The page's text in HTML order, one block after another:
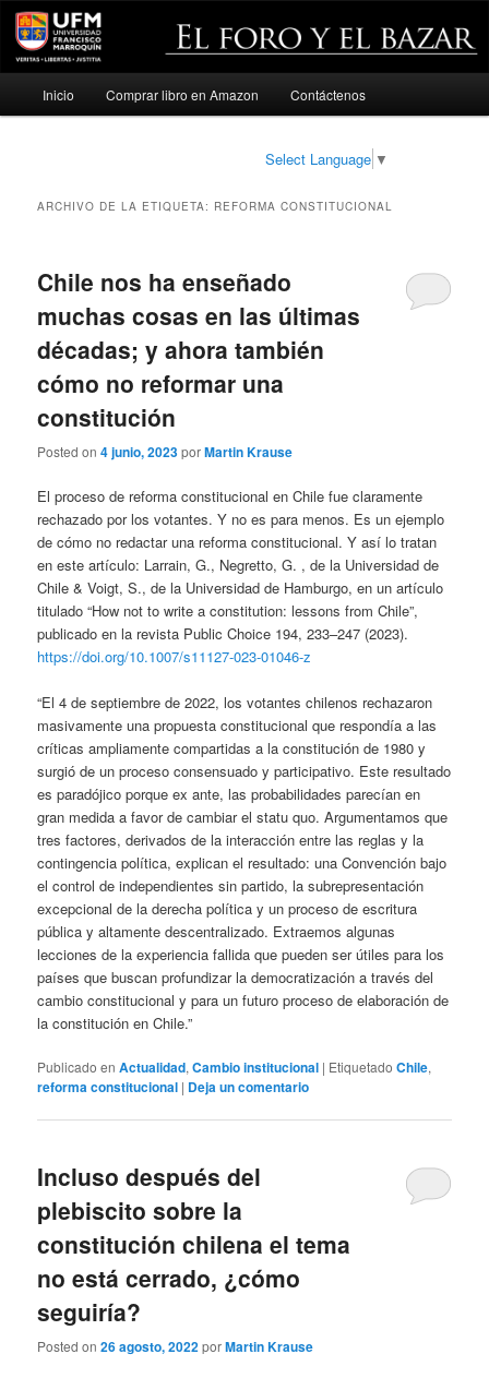
Ir
Ir
Inicio Comprar libro en Amazon Contáctenos
Select Language ▼
ARCHIVO DE LA ETIQUETA: REFORMA CONSTITUCIONAL
Chile nos ha enseñado
muchas cosas en las últimas
décadas; y ahora también
cómo no reformar una
constitución
Posted on4 junio, 2023porMartin Krause
El proceso de reforma constitucional en Chile fue claramente
rechazado por los votantes. Y no es para menos. Es un ejemplo
de cómo no redactar una reforma constitucional. Y así lo tratan
en este artículo: Larrain, G., Negretto, G. , de la Universidad de
Chile & Voigt, S., de la Universidad de Hamburgo, en un artículo
titulado “How not to write a constitution: lessons from Chile”,
publicado en la revista Public Choice 194, 233–247 (2023).
https://doi.org/10.1007/s11127-023-01046-z
“El 4 de septiembre de 2022, los votantes chilenos rechazaron
masivamente una propuesta constitucional que respondía a las
críticas ampliamente compartidas a la constitución de 1980 y
surgió de un proceso consensuado y participativo. Este resultado
es paradójico porque ex ante, las probabilidades parecían en
gran medida a favor de cambiar el statu quo. Argumentamos que
tres factores, derivados de la interacción entre las reglas y la
contingencia política, explican el resultado: una Convención bajo
el control de independientes sin partido, la subrepresentación
excepcional de la derecha política y un proceso de escritura
pública y altamente descentralizado. Extraemos algunas
lecciones de la experiencia fallida que pueden ser útiles para los
países que buscan profundizar la democratización a través del
cambio constitucional y para un futuro proceso de elaboración de
la constitución en Chile.”
Publicado en Actualidad,Cambio institucional | Etiquetado Chile,
reforma constitucional | Deja un comentario
Incluso después del
plebiscito sobre la
constitución chilena el tema
no está cerrado, ¿cómo
seguiría?
Posted on26 agosto, 2022porMartin Krause